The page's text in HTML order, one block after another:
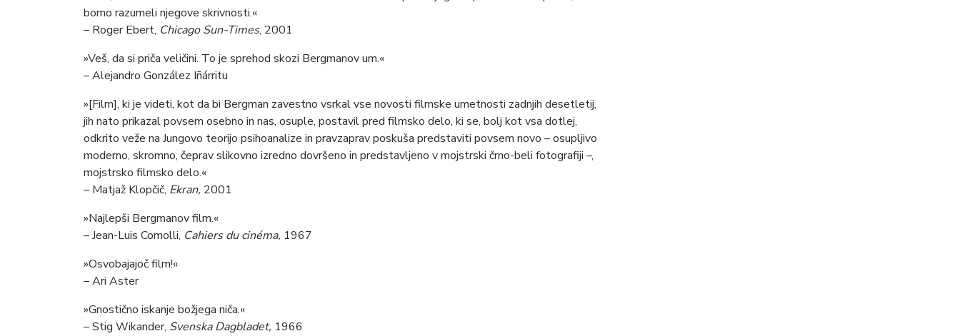
bomo razumeli njegove skrivnosti.«
– Roger Ebert, Chicago Sun-Times, 2001
»Veš, da si priča veličini. To je sprehod skozi Bergmanov um.«
– Alejandro González Iñárritu
»[Film], ki je videti, kot da bi Bergman zavestno vsrkal vse novosti filmske umetnosti zadnjih desetletij,
jih nato prikazal povsem osebno in nas, osuple, postavil pred filmsko delo, ki se, bolj kot vsa dotlej,
odkrito veže na Jungovo teorijo psihoanalize in pravzaprav poskuša predstaviti povsem novo – osupljivo
moderno, skromno, čeprav slikovno izredno dovršeno in predstavljeno v mojstrski črno-beli fotografiji –,
mojstrsko filmsko delo.«
– Matjaž Klopčič, Ekran, 2001
»Najlepši Bergmanov film.«
– Jean-Luis Comolli, Cahiers du cinéma, 1967
»Osvobajajoč film!«
– Ari Aster
»Gnostično iskanje božjega niča.«
– Stig Wikander, Svenska Dagbladet, 1966